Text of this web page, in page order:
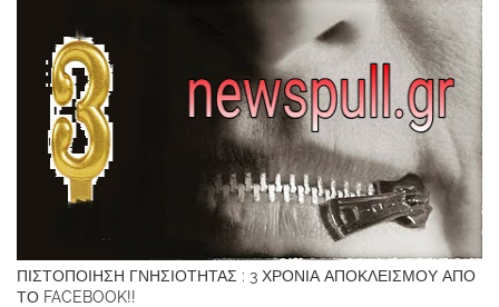
ΠΙΣΤΟΠΟΙΗΣΗ ΓΝΗΣΙΟΤΗΤΑΣ : 3 ΧΡΟΝΙΑ ΑΠΟΚΛΕΙΣΜΟΥ ΑΠΟ
ΤΟ FACEBOOK!!